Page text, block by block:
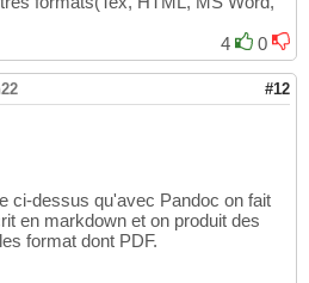
4
0
#12
ci-dessus qu'avec Pandoc on fait
en markdown et on produit des
format dont PDF.